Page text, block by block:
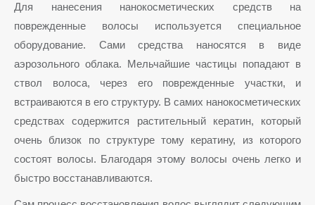
Для нанесения нанокосметических средств на
поврежденные волосы используется специальное
оборудование. Сами средства наносятся в виде
аэрозольного облака. Мельчайшие частицы попадают в
ствол волоса, через его поврежденные участки, и
встраиваются в его структуру. В самих нанокосметических
средствах содержится растительный кератин, который
очень близок по структуре тому кератину, из которого
состоят волосы. Благодаря этому волосы очень легко и
быстро восстанавливаются.